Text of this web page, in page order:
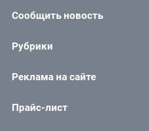
Сообщить новость
Рубрики
Реклама на сайте
Прайс-лист